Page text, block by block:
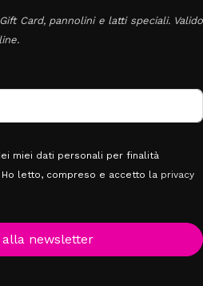
Card, pannolini e latti speciali. Valido
miei dati personali per finalità
letto, compreso e accetto la privacy
newsletter